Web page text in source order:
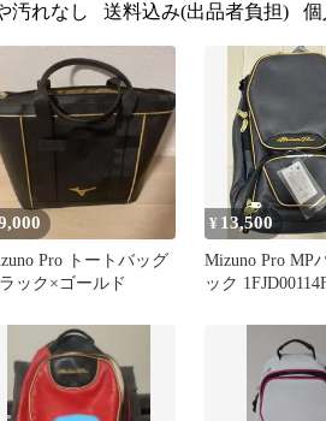
汚れなし 送料込み(出品者負担) 個
Pro トートバッグ
ック×ゴールド
¥ 13,500
Mizuno Pro MP
ック